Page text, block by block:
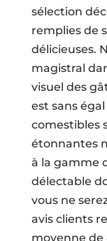
sélection
remplies de
délicieuses.
magistral
visuel des
est sans
comestibles
étonnantes
à la gamme
délectable
vous ne
avis clients
moyenne de